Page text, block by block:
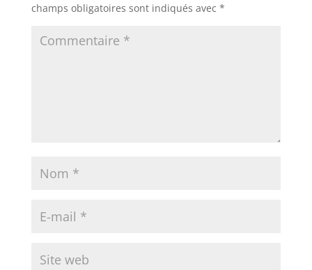
champs obligatoires sont indiqués avec *